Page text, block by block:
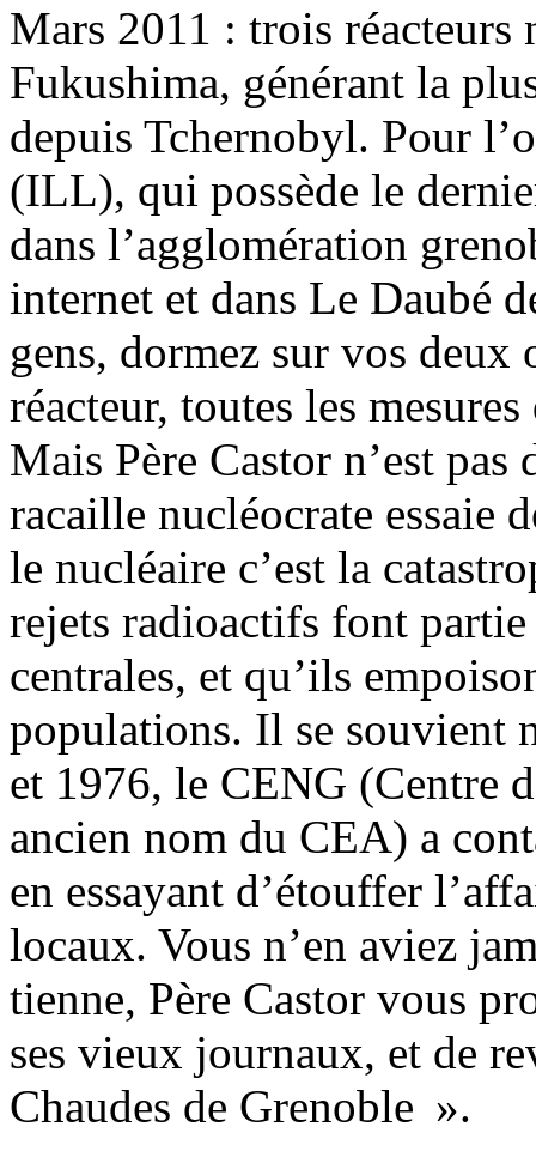
Mars 2011 : trois réacteurs
Fukushima, générant la
depuis Tchernobyl. Pour
(ILL), qui possède le
dans l’agglomération
internet et dans Le Daubé
gens, dormez sur vos
réacteur, toutes les
Mais Père Castor n’est
racaille nucléocrate essaie
le nucléaire c’est la
rejets radioactifs font
centrales, et qu’ils
populations. Il se souvient
et 1976, le CENG (Centre
ancien nom du CEA) a
en essayant d’étouffer
locaux. Vous n’en aviez
tienne, Père Castor vous
ses vieux journaux, et de
Chaudes de Grenoble ».